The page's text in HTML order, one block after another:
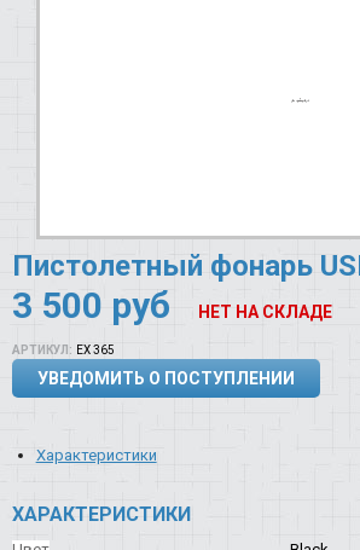
Пистолетный фонарь
3 500 руб НЕТ НА СКЛАДЕ
АРТИКУЛ: EX 365
УВЕДОМИТЬ О ПОСТУПЛЕНИИ
Характеристики
ХАРАКТЕРИСТИКИ